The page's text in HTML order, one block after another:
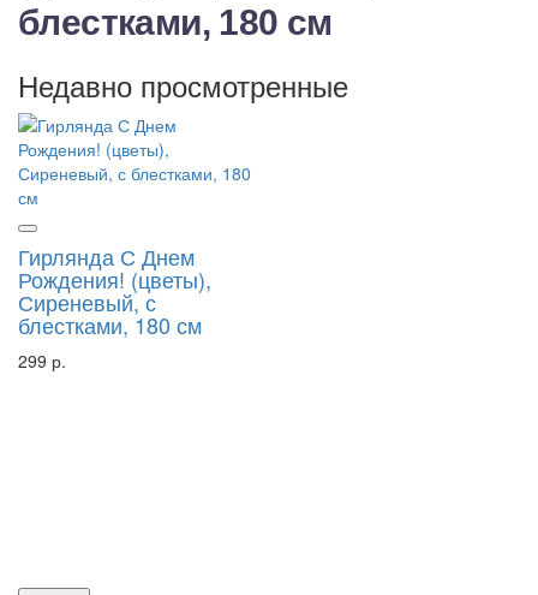
блестками, 180 см
Недавно просмотренные
Гирлянда С Днем
Рождения! (цветы),
Сиреневый, с
блестками, 180 см
299 р.